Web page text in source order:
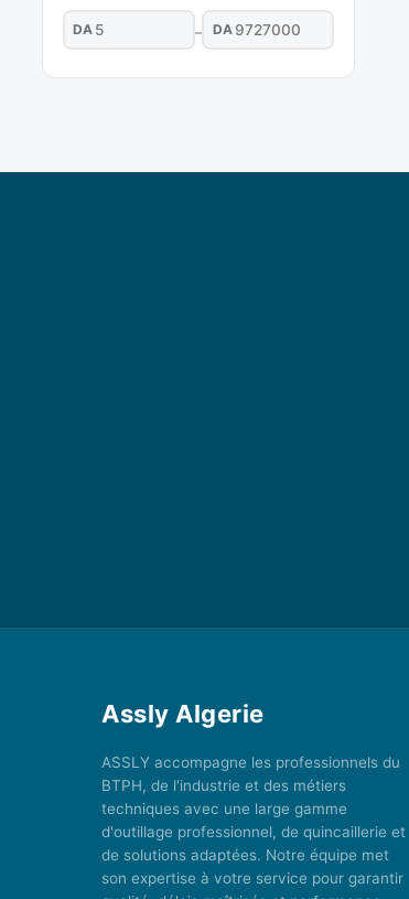
DA – DA
Assly Algerie
ASSLY accompagne les professionnels du
BTPH, de l'industrie et des métiers
techniques avec une large gamme
d'outillage professionnel, de quincaillerie et
de solutions adaptées. Notre équipe met
son expertise à votre service pour garantir